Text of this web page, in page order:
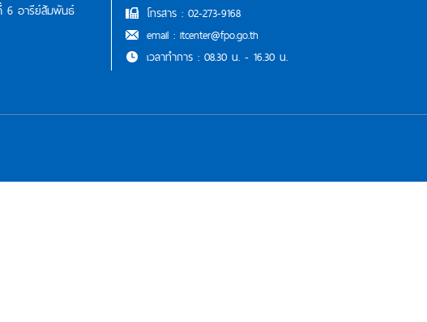
6 อารีย์สัมพันธ์
โทรสาร : 02-273-9168
email : itcenter@fpo.go.th
เวลาทำการ : 08.30 น. - 16.30 น.